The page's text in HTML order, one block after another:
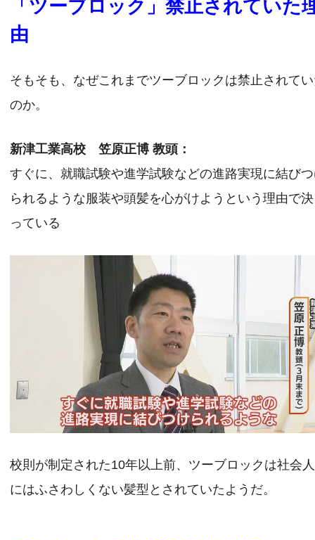
「ツーブロック」禁止されていた
由
そもそも、なぜこれまでツーブロックは禁止されて
のか。
新津工業高校 笠原正博 教頭：
すぐに、就職試験や進学試験などの進路実現に結び
られるような服装や頭髪を心がけようという理由で
っている
校則が制定された10年以上前、ツーブロックは社会人
にはふさわしくない髪型とされていたようだ。